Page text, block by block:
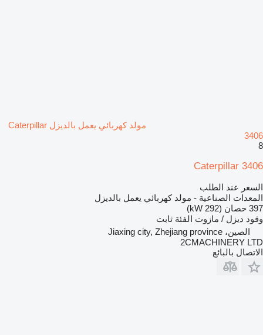
مولد كهربائي يعمل بالديزل Caterpillar
3406
8
Caterpillar 3406
السعر عند الطلب
المعدات الصناعية - مولد كهربائي يعمل بالديزل
397 حصان (292 kW)
وقود ديزل / مازوت الفئة ثابت
الصين، Jiaxing city, Zhejiang province
2CMACHINERY LTD
الاتصال بالبائع